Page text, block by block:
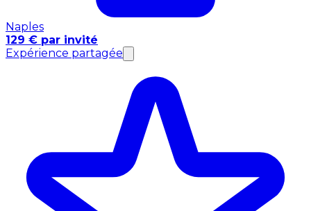
Naples
129 € par invité
Expérience partagée